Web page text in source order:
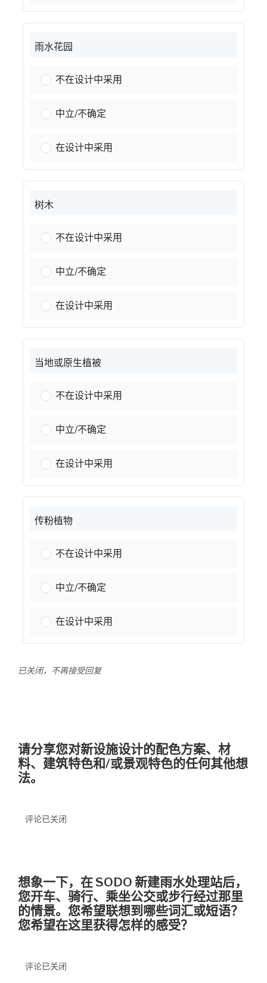
雨水花园
雨水花园：
不在设计中采用
雨水花园：
中立/不确定
雨水花园：
在设计中采用
树木
树木：
不在设计中采用
树木：
中立/不确定
树木：
在设计中采用
当地或原生植被
本地或原生植被：
不在设计中采用
本地或原生植被：
中立/不确定
本地或原生植被：
在设计中采用
传粉植物
授粉植物：
不在设计中采用
授粉植物：
中立/不确定
授粉植物：
在设计中采用
已关闭，不再接受回复
请分享您对新设施设计的配色方案、材
料、建筑特色和/或景观特色的任何其他想
法。
评论已关闭
想象一下，在 SODO 新建雨水处理站后，
您开车、骑行、乘坐公交或步行经过那里
的情景。您希望联想到哪些词汇或短语？
您希望在这里获得怎样的感受？
评论已关闭